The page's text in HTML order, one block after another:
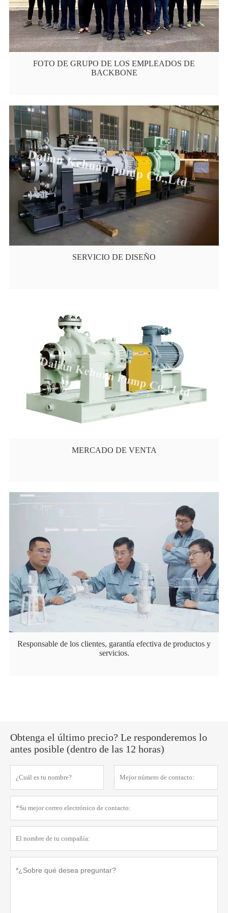
FOTO DE GRUPO DE LOS EMPLEADOS DE
BACKBONE
SERVICIO DE DISEÑO
MERCADO DE VENTA
Responsable de los clientes, garantía efectiva de productos y
servicios.
Obtenga el último precio? Le responderemos lo
antes posible (dentro de las 12 horas)